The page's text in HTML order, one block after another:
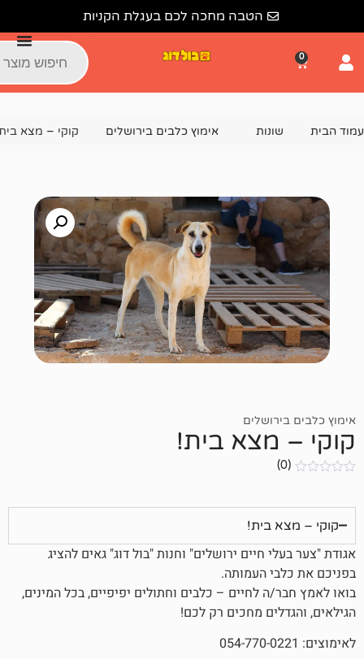
הטבה מחכה לכם בעגלת הקניות
אימוץ כלבים בירושלים קוקי – מצא בית!
בית!
חיים ירושלים" וחנות "בול דוג" גאים להציג
העמותה.
לחיים – כלבים וחתולים יפיפיים, בכל המינים,
מחכים רק לכם!